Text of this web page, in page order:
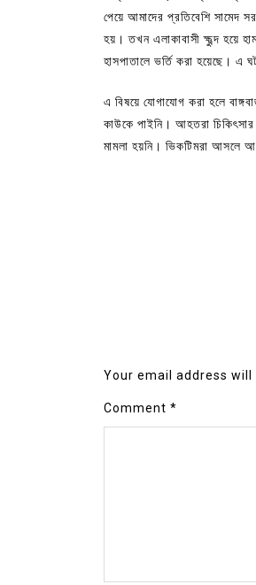
পেয়ে আমাদের প্রতিবেশি সামেদ
হয়। তখন এলাকাবাসী ক্ষুব্দ হয়ে
হাসপাতালে ভর্তি করা হয়েছে। এ
এ বিষয়ে যোগাযোগ করা হলে
কাউকে পাইনি। আহতরা
মামলা হয়নি। ভিকটিমরা আসলে
Your email address will
Comment *
পদের জন্য
July 30,